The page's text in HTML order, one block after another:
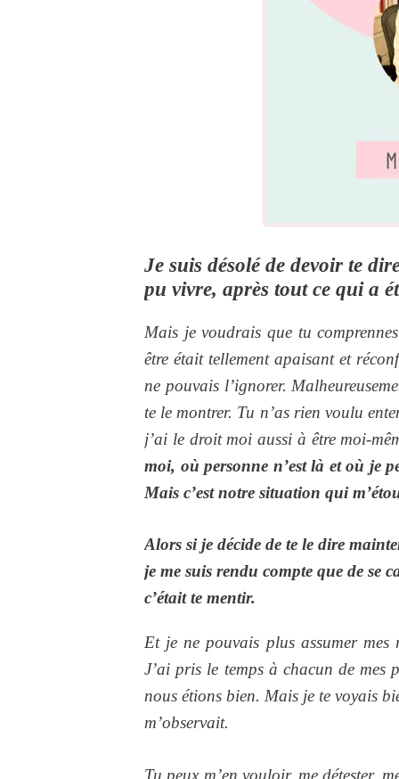
Je suis désolé de devoir te
pu vivre, après tout ce qui a
Mais je voudrais que tu
être était tellement apaisant et
ne pouvais l’ignorer.
te le montrer. Tu n’as rien voulu
j’ai le droit moi aussi à être moi-
moi, où personne n’est là et où je
Mais c’est notre situation qui
Alors si je décide de te le dire
je me suis rendu compte que de se
c’était te mentir.
Et je ne pouvais plus assumer
J’ai pris le temps à chacun de mes
nous étions bien. Mais je te voyais
m’observait.
Tu peux m’en vouloir, me détester,